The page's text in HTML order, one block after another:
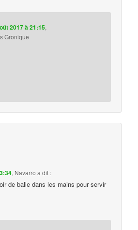
2017 à 21:15,
Gronique
, Navarro a dit :
de balle dans les mains pour servir